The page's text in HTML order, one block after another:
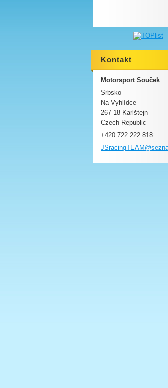
Kontakt
Motorsport Souček
Srbsko
Na Vyhlídce
267 18 Karlštejn
Czech Republic
+420 722 222 818
JSracingTEAM@sez